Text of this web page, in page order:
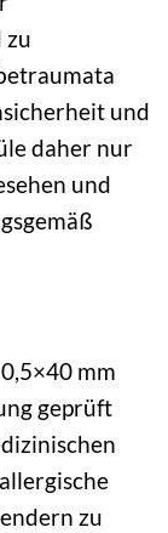
zu
und
daher nur
und
mm
geprüft
zu